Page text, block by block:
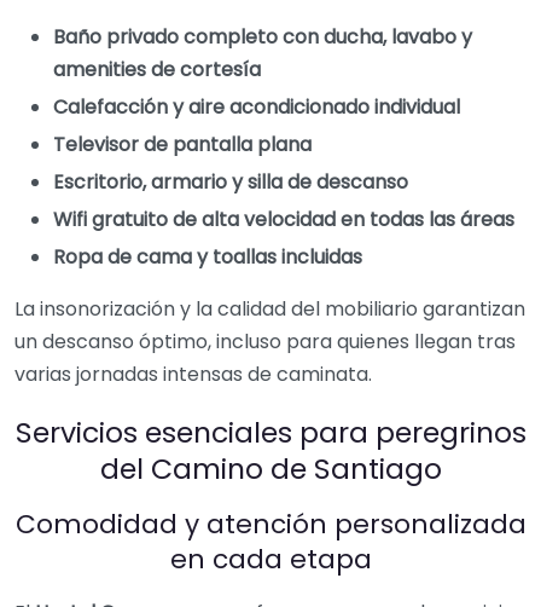
Baño privado completo con ducha, lavabo y
amenities de cortesía
Calefacción y aire acondicionado individual
Televisor de pantalla plana
Escritorio, armario y silla de descanso
Wifi gratuito de alta velocidad en todas las áreas
Ropa de cama y toallas incluidas
La insonorización y la calidad del mobiliario garantizan
un descanso óptimo, incluso para quienes llegan tras
varias jornadas intensas de caminata.
Servicios esenciales para peregrinos
del Camino de Santiago
Comodidad y atención personalizada
en cada etapa